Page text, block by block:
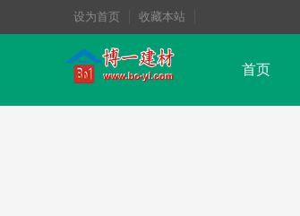
设为首页 收藏本站
首页